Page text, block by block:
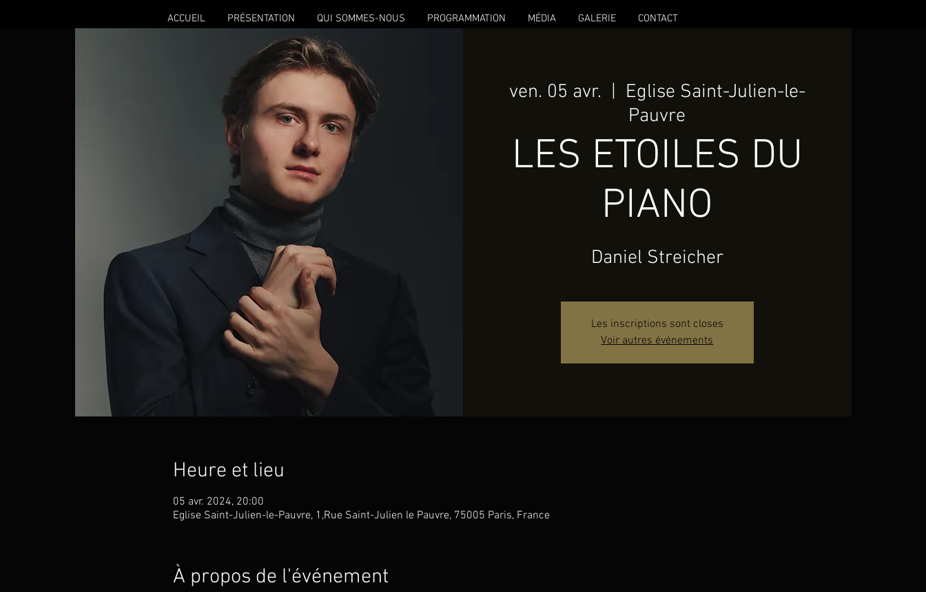
ACCUEIL PRÉSENTATION QUI SOMMES-NOUS PROGRAMMATION MÉDIA GALERIE CONTACT
ven. 05 avr.
  |
Eglise Saint-Julien-le-
Pauvre
LES ETOILES DU
PIANO
Daniel Streicher
Les inscriptions sont closes
Voir autres événements
Heure et lieu
05 avr. 2024, 20:00
Eglise Saint-Julien-le-Pauvre, 1,Rue Saint-Julien le Pauvre, 75005 Paris, France
À propos de l'événement